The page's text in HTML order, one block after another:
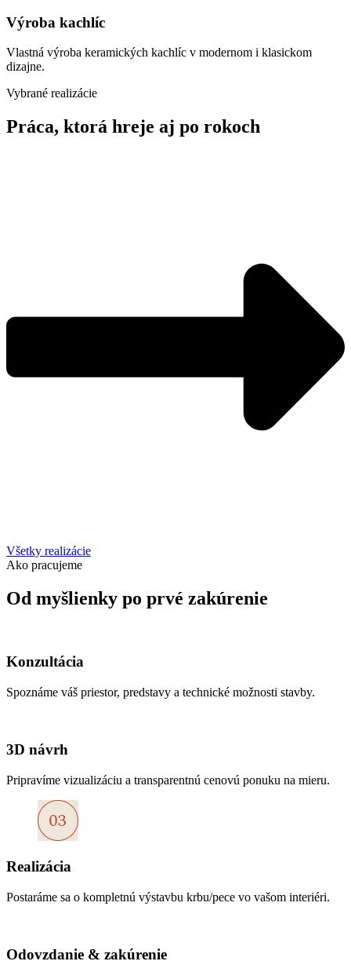
Výroba kachlíc
Vlastná výroba keramických kachlíc v modernom i klasickom
dizajne.
Vybrané realizácie
Práca, ktorá hreje aj po rokoch
Všetky realizácie
Ako pracujeme
Od myšlienky po prvé zakúrenie
Konzultácia
Spoznáme váš priestor, predstavy a technické možnosti stavby.
3D návrh
Pripravíme vizualizáciu a transparentnú cenovú ponuku na mieru.
Realizácia
Postaráme sa o kompletnú výstavbu krbu/pece vo vašom interiéri.
Odovzdanie & zakúrenie